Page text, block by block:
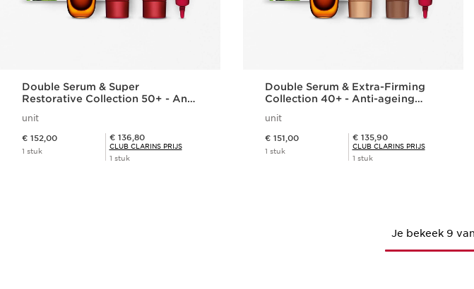
Double Serum & Super
Restorative Collection 50+ - Anti-
unit
€ 152,00
1 stuk
Club Clarins Prijs € 136,80
€ 136,80
CLUB CLARINS PRIJS
1 stuk
Double Serum & Extra-Firming
Collection 40+ - Anti-ageing
unit
€ 151,00
1 stuk
Club Clarins Prijs € 135,90
€ 135,90
CLUB CLARINS PRIJS
1 stuk
Je bekeek 9